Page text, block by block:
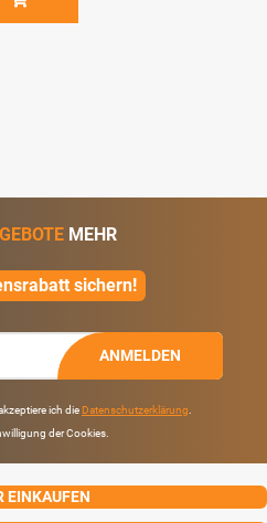
MEHR
sichern!
ANMELDEN
ich die Datenschutzerklärung
der Cookies.
EINKAUFEN